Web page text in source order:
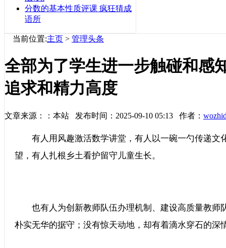
分数的基本性质评课 疯狂猜成
语所
当前位置:主页 > 管理头条
全部为了学生进一步触碰和感
追求和精力高度
文章来源：：本站 发布时间：2025-09-10 05:13 作者：
有人用风趣激活数学讲堂，有人以一碗一勺传递文
望，有人扎根乡土看护留守儿童生长。
也有人为创新教师队伍办理机制、建设高质量教师
朴实无华的据守；没有惊天动地，却有着滴水穿石的深